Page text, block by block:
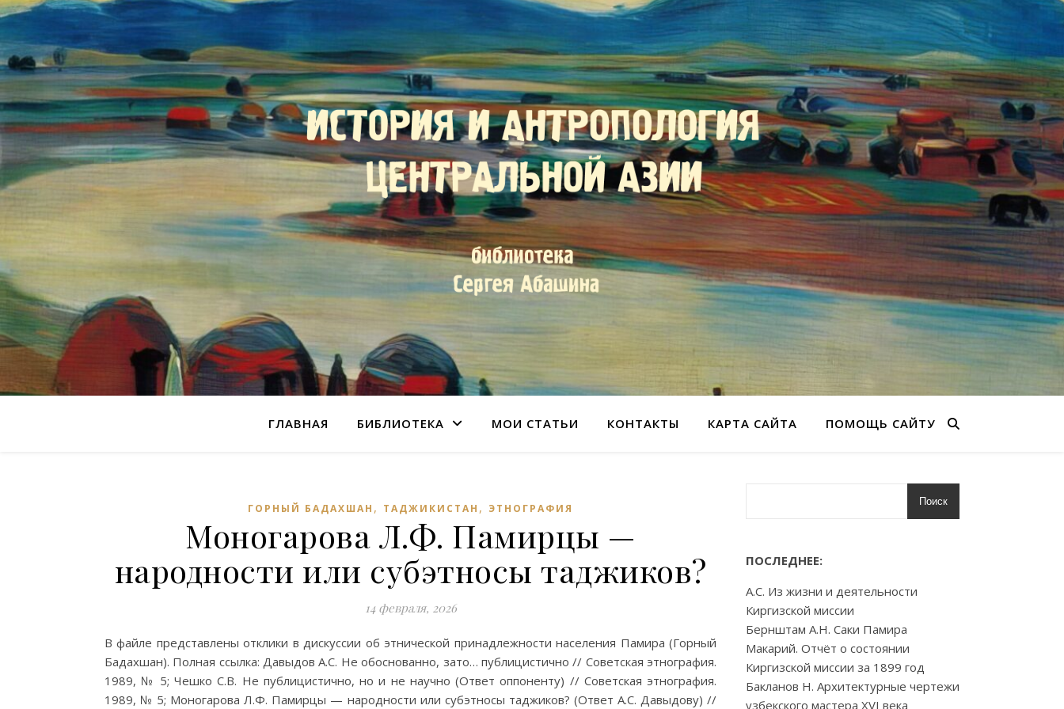
ГЛАВНАЯ БИБЛИОТЕКА МОИ СТАТЬИ КОНТАКТЫ КАРТА САЙТА ПОМОЩЬ САЙТУ
ГОРНЫЙ БАДАХШАН , ТАДЖИКИСТАН , ЭТНОГРАФИЯ
Моногарова Л.Ф. Памирцы —
народности или субэтносы таджиков?
14 февраля, 2026
В файле представлены отклики в дискуссии об этнической принадлежности населения Памира (Горный
Бадахшан). Полная ссылка: Давыдов А.С. Не обоснованно, зато… публицистично // Советская этнография.
1989, № 5; Чешко С.В. Не публицистично, но и не научно (Ответ оппоненту) // Советская этнография.
1989, № 5; Моногарова Л.Ф. Памирцы — народности или субэтносы таджиков? (Ответ А.С. Давыдову) //
Поиск
ПОСЛЕДНЕЕ:
А.С. Из жизни и деятельности
Киргизской миссии
Бернштам А.Н. Саки Памира
Макарий. Отчёт о состоянии
Киргизской миссии за 1899 год
Бакланов Н. Архитектурные чертежи
узбекского мастера XVI века